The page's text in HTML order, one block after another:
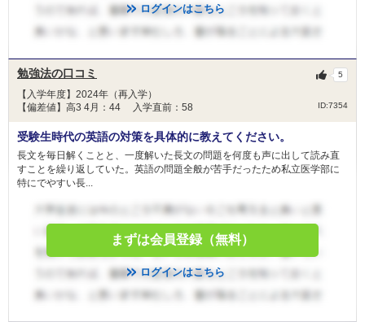
ログインはこちら
勉強法の口コミ
【入学年度】2024年（再入学）
【偏差値】高3 4月：44 入学直前：58
ID:7354
5
受験生時代の英語の対策を具体的に教えてください。
長文を毎日解くことと、一度解いた長文の問題を何度も声に出して読み直
すことを繰り返していた。英語の問題全般が苦手だったため私立医学部に
特にでやすい長...
まずは会員登録（無料）
ログインはこちら